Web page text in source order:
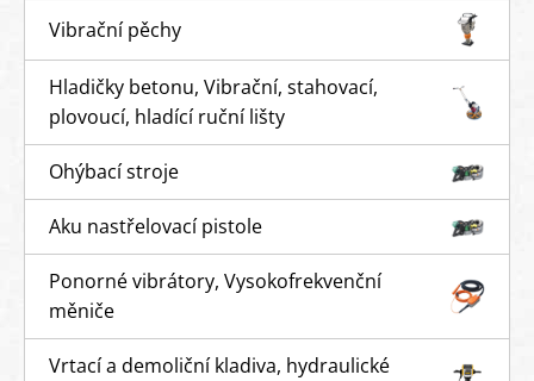
Vibrační pěchy
Hladičky betonu, Vibrační, stahovací,
plovoucí, hladící ruční lišty
Ohýbací stroje
Aku nastřelovací pistole
Ponorné vibrátory, Vysokofrekvenční
měniče
Vrtací a demoliční kladiva, hydraulické